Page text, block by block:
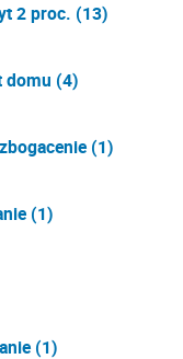
2 proc. (13)
domu (4)
(1)
(1)
(1)